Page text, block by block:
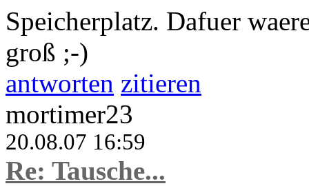
Speicherplatz. Dafuer
groß ;-)
antworten zitieren
mortimer23
20.08.07 16:59
Re: Tausche...